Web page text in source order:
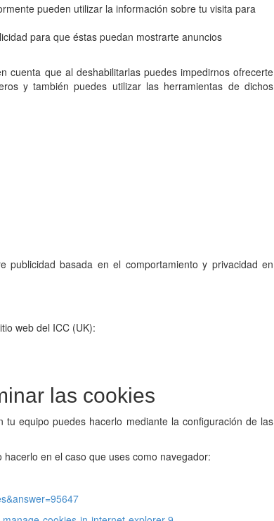
pueden utilizar la información sobre tu visita para
para que éstas puedan mostrarte anuncios
cuenta que al deshabilitarlas puedes impedirnos ofrecerte
y también puedes utilizar las herramientas de dichos
basada en el comportamiento y privacidad en
web del ICC (UK):
las cookies
equipo puedes hacerlo mediante la configuración de las
en el caso que uses como navegador: